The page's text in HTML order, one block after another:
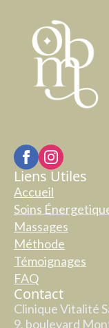
Liens Utiles
Accueil
Soins
Massages
Méthode
Témoignages
FAQ
Contact
Clinique Vitalité
9, boulevard